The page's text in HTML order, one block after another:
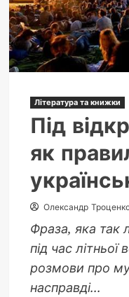
Література та книжки
Під
як
Олександр
Фраза, яка так
під час літньої
розмови про
насправді...